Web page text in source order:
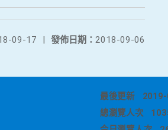
發佈日期： 2018-09-06
09-17 |
最後更新
總瀏覽人次